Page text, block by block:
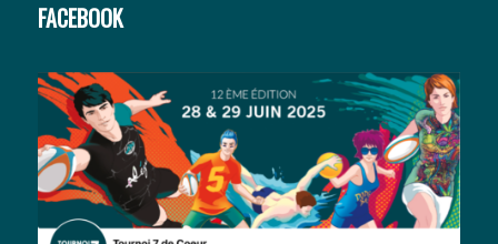
FACEBOOK